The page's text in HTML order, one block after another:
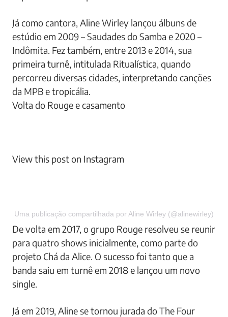
Já como cantora, Aline Wirley lançou álbuns de
estúdio em 2009 – Saudades do Samba e 2020 –
Indômita. Fez também, entre 2013 e 2014, sua
primeira turnê, intitulada Ritualística, quando
percorreu diversas cidades, interpretando canções
da MPB e tropicália.
Volta do Rouge e casamento
View this post on Instagram
Uma publicação compartilhada por Aline Wirley (@alinewirley)
De volta em 2017, o grupo Rouge resolveu se reunir
para quatro shows inicialmente, como parte do
projeto Chá da Alice. O sucesso foi tanto que a
banda saiu em turnê em 2018 e lançou um novo
single.
Já em 2019, Aline se tornou jurada do The Four